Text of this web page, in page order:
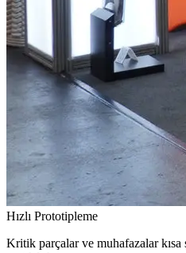
Hızlı Prototipleme
Kritik parçalar ve muhafazalar